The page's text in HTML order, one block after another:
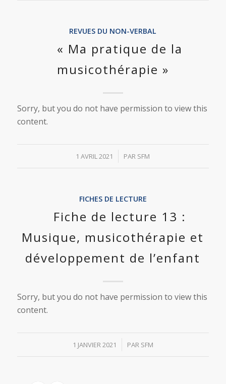
REVUES DU NON-VERBAL
« Ma pratique de la
musicothérapie »
Sorry, but you do not have permission to view this
content.
1 AVRIL 2021
/ PAR SFM
FICHES DE LECTURE
Fiche de lecture 13 :
Musique, musicothérapie et
développement de l’enfant
Sorry, but you do not have permission to view this
content.
1 JANVIER 2021
/ PAR SFM